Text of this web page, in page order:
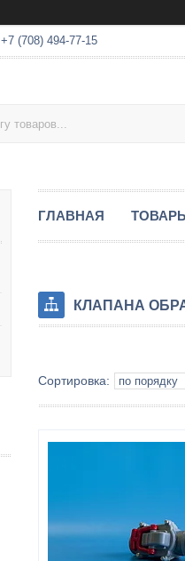
+7 (708) 494-77-15
ГЛАВНАЯ
КЛАПАНА